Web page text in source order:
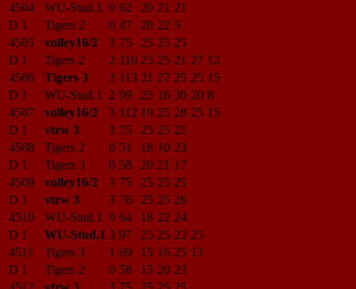
4504
WU-Stud.1 0 62 20 21 21
D 1
Tigers 2 0 47 20 22 5
4505
volley16/2 3 75 25 25 25
D 1
Tigers 2 2 110 25 25 21 27 12
4506
Tigers 3 3 113 21 27 25 25 15
D 1
WU-Stud.1 2 99 25 16 30 20 8
4507
volley16/2 3 112 19 25 28 25 15
D 1
vtrw 3 3 75 25 25 25
4508
Tigers 2 0 51 18 10 23
D 1
Tigers 3 0 58 20 21 17
4509
volley16/2 3 75 25 25 25
D 1
vtrw 3 3 76 25 25 26
4510
WU-Stud.1 0 64 18 22 24
D 1
WU-Stud.1 3 97 25 25 22 25
4511
Tigers 3 1 69 15 16 25 13
D 1
Tigers 2 0 58 15 20 23